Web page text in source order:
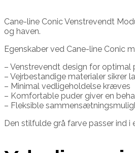
Cane-line Conic Venstrevendt
og haven.
Egenskaber ved Cane-line Conic
– Venstrevendt design for optimal
– Vejrbestandige materialer sikrer
– Minimal vedligeholdelse kræves
– Komfortable puder giver en
– Fleksible
Den stilfulde grå farve passer ind